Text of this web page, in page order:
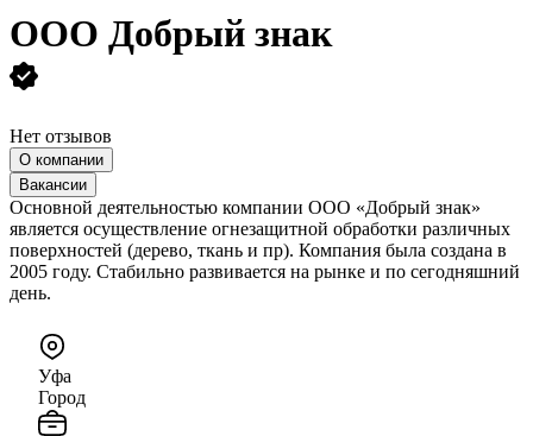
ООО Добрый знак
Нет отзывов
О компании
Вакансии
Основной деятельностью компании ООО «Добрый знак»
является осуществление огнезащитной обработки различных
поверхностей (дерево, ткань и пр). Компания была создана в
2005 году. Стабильно развивается на рынке и по сегодняшний
день.
Уфа
Город